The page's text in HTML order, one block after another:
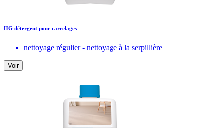
HG détergent pour carrelages
nettoyage régulier - nettoyage à la serpillière
Voir